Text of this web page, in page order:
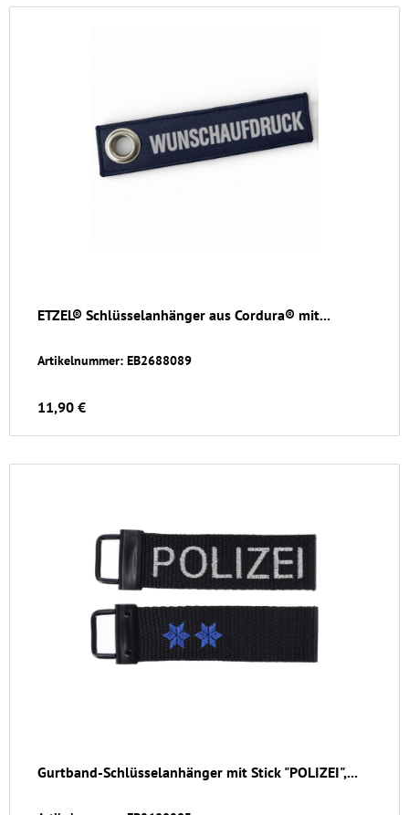
ETZEL® Schlüsselanhänger aus Cordura® mit...
Artikelnummer: EB2688089
11,90 €
Gurtband-Schlüsselanhänger mit Stick "POLIZEI",...